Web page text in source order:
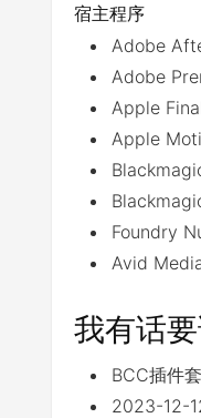
宿主程序
Adobe
Adobe
Apple
Apple
Foundry
Avid
我有话
BCC插件
2023-12-